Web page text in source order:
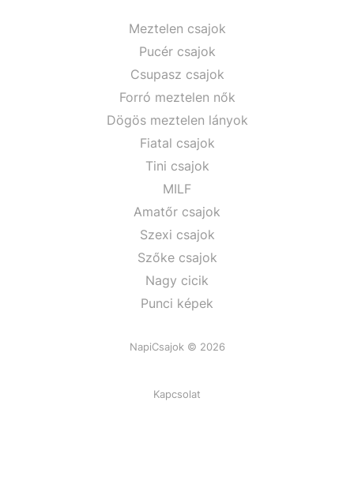
Meztelen csajok
Pucér csajok
Csupasz csajok
Forró meztelen nők
Dögös meztelen lányok
Fiatal csajok
Tini csajok
MILF
Amatőr csajok
Szexi csajok
Szőke csajok
Nagy cicik
Punci képek
NapiCsajok © 2026
Kapcsolat